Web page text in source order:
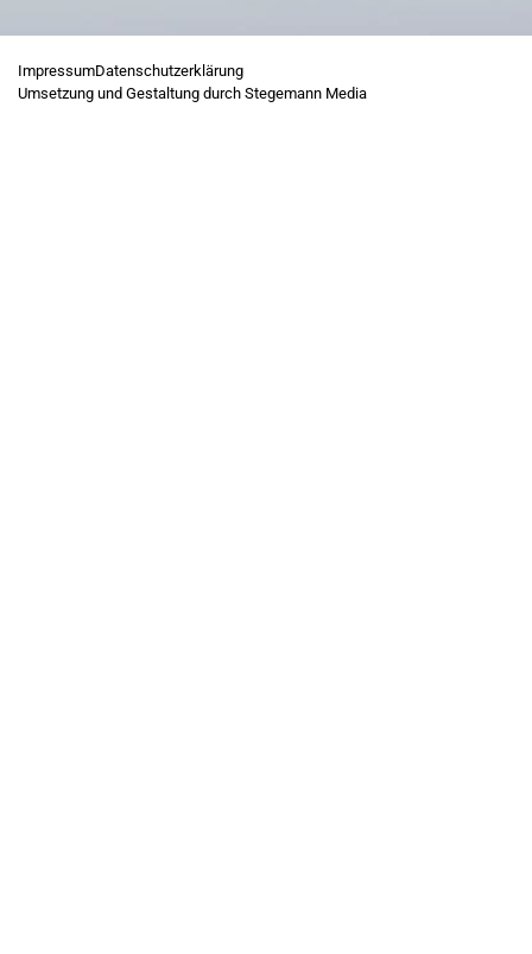
ImpressumDatenschutzerklärung
Umsetzung und Gestaltung durch Stegemann Media